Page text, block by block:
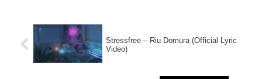
Stressfree – Riu Domura (Official Lyric
Video)